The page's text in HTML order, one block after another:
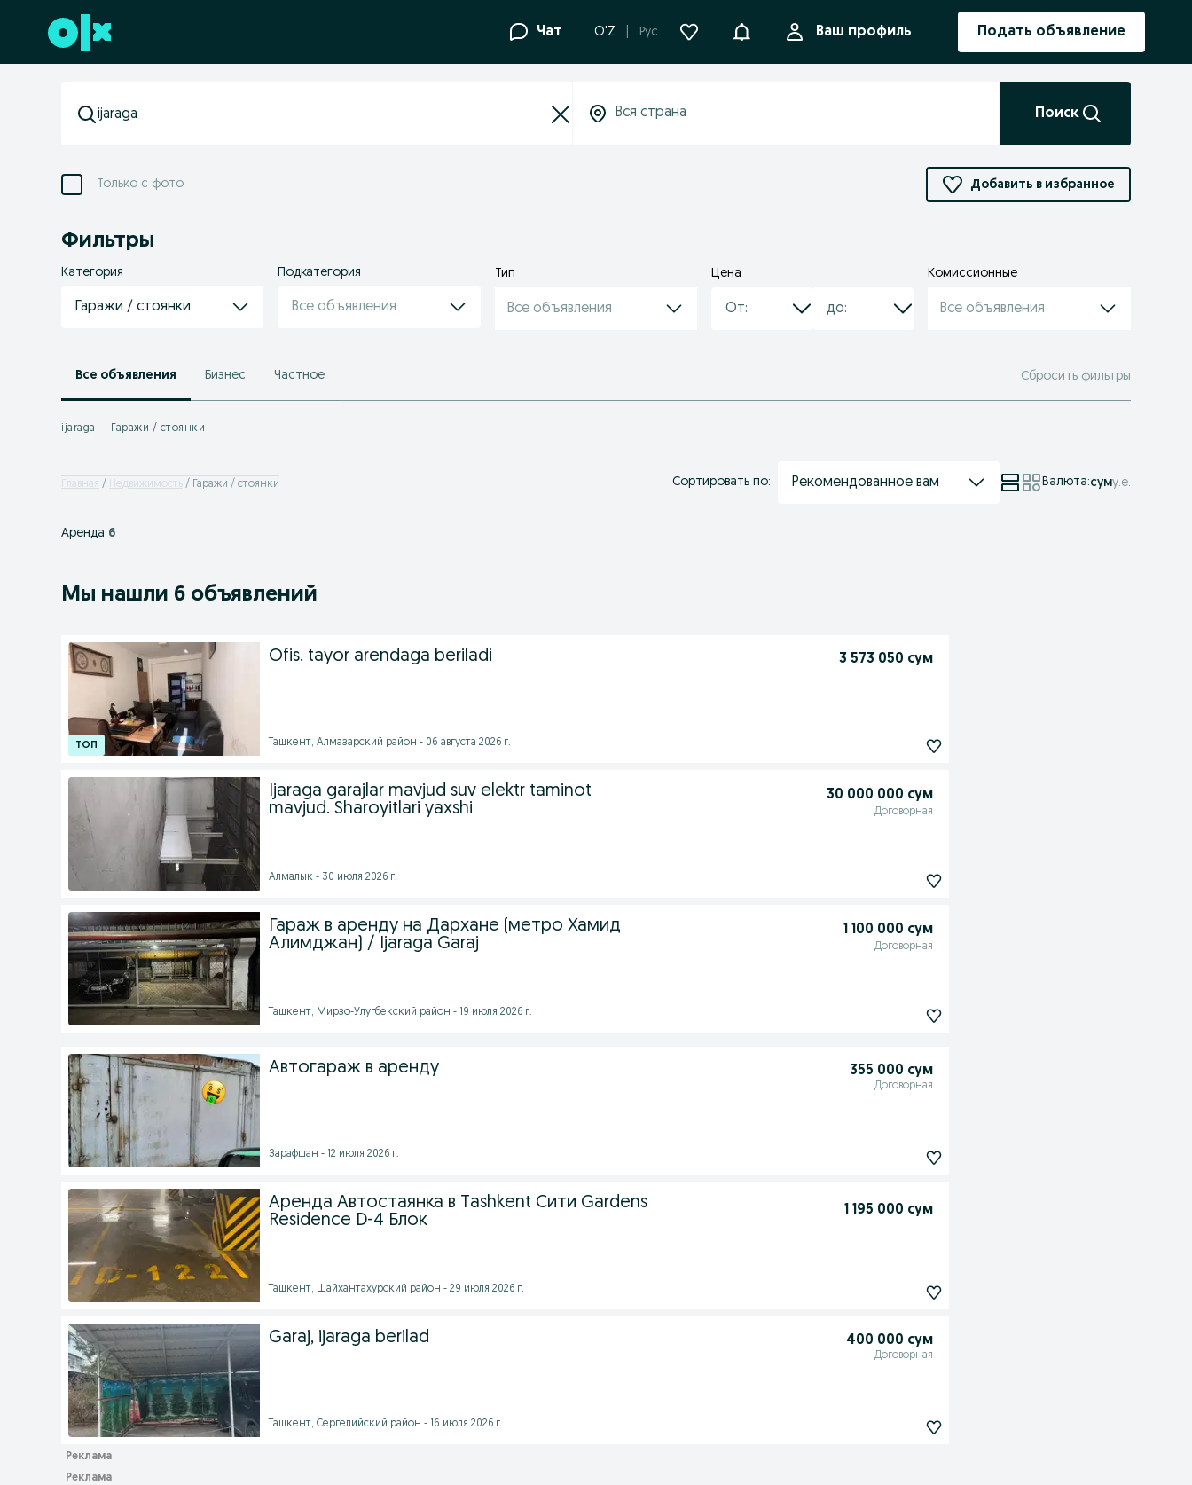
Перейти к нижнему колонтитулу Чат O'Z Рус УведомленияВаш профиль Подать объявление
Поиск
Только с фото Добавить в избранное
Фильтры
Категория
Гаражи / стоянки
Подкатегория
Все объявления
Тип
Все объявления
Цена Комиссионные
Все объявления
Все объявления Бизнес Частное Сбросить фильтры
ijaraga — Гаражи / стоянки
Главная Недвижимость Гаражи / стоянки Сортировать по: Рекомендованное вам Валюта:суму.е.
Аренда 6
Мы нашли 6 объявлений
Ofis. tayor arendaga beriladi 3 573 050 сум
Ташкент, Алмазарский район - 06 августа 2026 г.
Ijaraga garajlar mavjud suv elektr taminot
mavjud. Sharoyitlari yaxshi
30 000 000 сум
Договорная
Алмалык - 30 июля 2026 г.
Гараж в аренду на Дархане (метро Хамид
Алимджан) / Ijaraga Garaj
1 100 000 сум
Договорная
Ташкент, Мирзо-Улугбекский район - 19 июля 2026 г.
Автогараж в аренду 355 000 сум
Договорная
Зарафшан - 12 июля 2026 г.
Аренда Автостаянка в Tashkent Сити Gardens
Residence D-4 Блок
1 195 000 сум
Ташкент, Шайхантахурский район - 29 июля 2026 г.
Garaj, ijaraga berilad 400 000 сум
Договорная
Ташкент, Сергелийский район - 16 июля 2026 г.